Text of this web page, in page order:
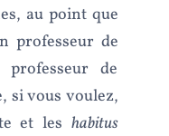
au point que
professeur de
de
si vous voulez,
et les habitus